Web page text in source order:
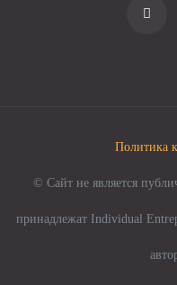
© Сайт не является
принадлежат Individual
Политика